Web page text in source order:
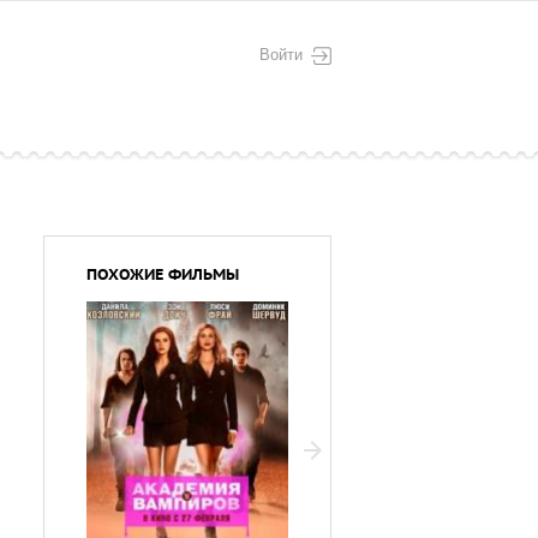
Войти
ПОХОЖИЕ ФИЛЬМЫ